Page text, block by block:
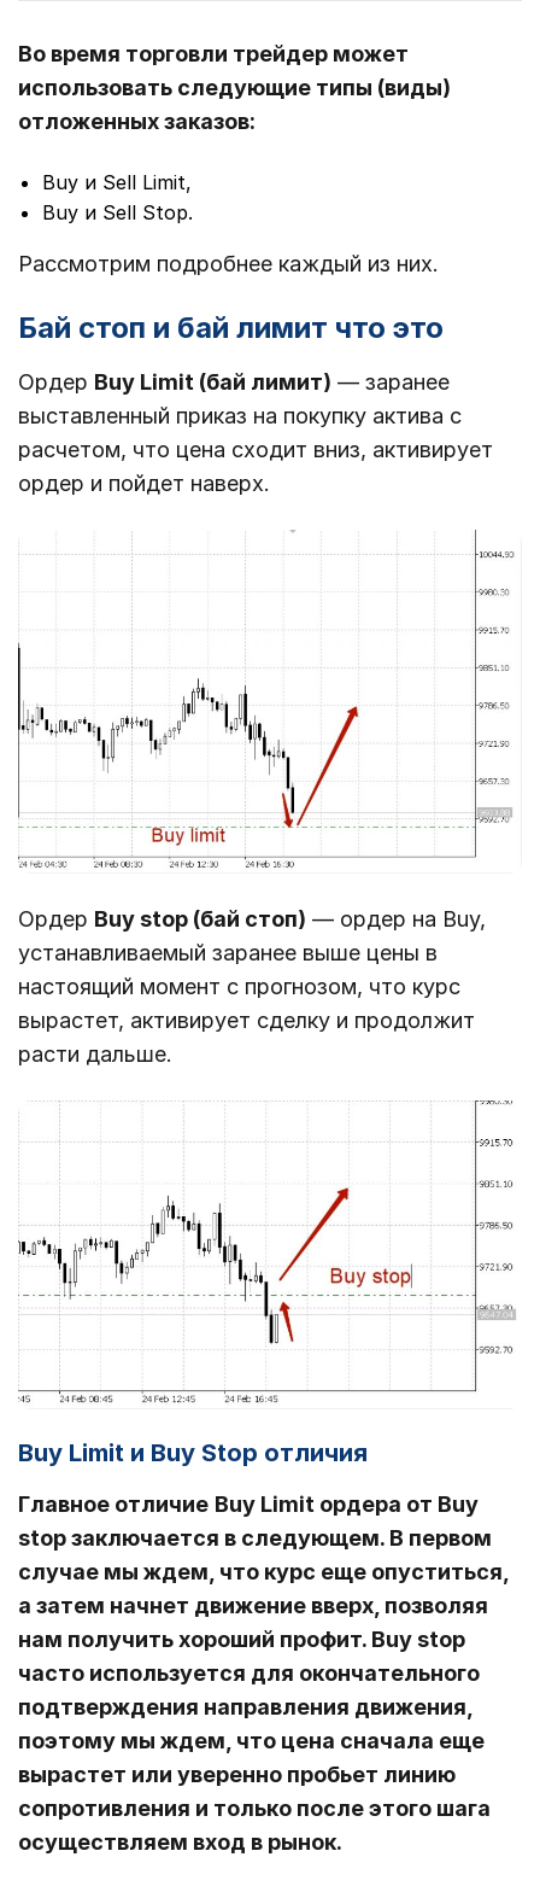
Во время торговли трейдер может
использовать следующие типы (виды)
отложенных заказов:
Buy и Sell Limit,
Buy и Sell Stop.
Рассмотрим подробнее каждый из них.
Бай стоп и бай лимит что это
Ордер Buy Limit (бай лимит) — заранее
выставленный приказ на покупку актива с
расчетом, что цена сходит вниз, активирует
ордер и пойдет наверх.
Ордер Buy stop (бай стоп) — ордер на Buy,
устанавливаемый заранее выше цены в
настоящий момент с прогнозом, что курс
вырастет, активирует сделку и продолжит
расти дальше.
Buy Limit и Buy Stop отличия
Главное отличие Buy Limit ордера от Buy
stop заключается в следующем. В первом
случае мы ждем, что курс еще опуститься,
а затем начнет движение вверх, позволяя
нам получить хороший профит. Buy stop
часто используется для окончательного
подтверждения направления движения,
поэтому мы ждем, что цена сначала еще
вырастет или уверенно пробьет линию
сопротивления и только после этого шага
осуществляем вход в рынок.